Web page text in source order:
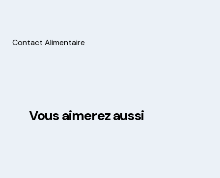
Contact Alimentaire
Vous aimerez aussi